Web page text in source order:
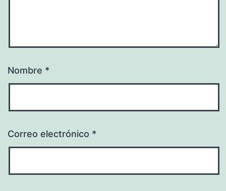
Nombre *
Correo electrónico *